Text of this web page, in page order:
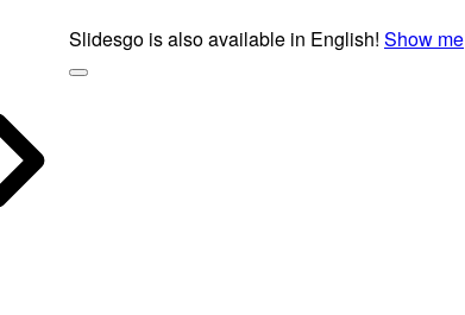
Slidesgo is also available in English! Show me